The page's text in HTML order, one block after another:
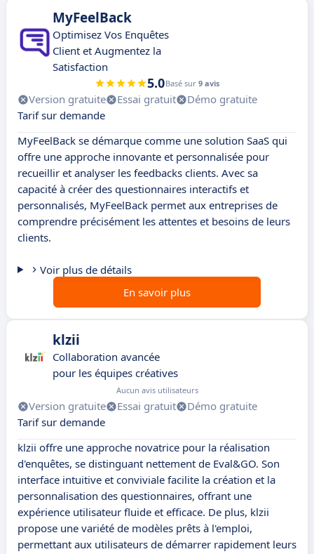
MyFeelBack
Optimisez Vos Enquêtes
Client et Augmentez la
Satisfaction
5.0Basé sur 9 avis
Version gratuite Essai gratuit
Démo gratuite
Tarif sur demande
MyFeelBack se démarque comme une solution SaaS qui
offre une approche innovante et personnalisée pour
recueillir et analyser les feedbacks clients. Avec sa
capacité à créer des questionnaires interactifs et
personnalisés, MyFeelBack permet aux entreprises de
comprendre précisément les attentes et besoins de leurs
clients.
Voir plus de détails
En savoir plus
klzii
Collaboration avancée
pour les équipes créatives
Aucun avis utilisateurs
Version gratuite Essai gratuit
Démo gratuite
Tarif sur demande
klzii offre une approche novatrice pour la réalisation
d'enquêtes, se distinguant nettement de Eval&GO. Son
interface intuitive et conviviale facilite la création et la
personnalisation des questionnaires, offrant une
expérience utilisateur fluide et efficace. De plus, klzii
propose une variété de modèles prêts à l'emploi,
permettant aux utilisateurs de démarrer rapidement leurs